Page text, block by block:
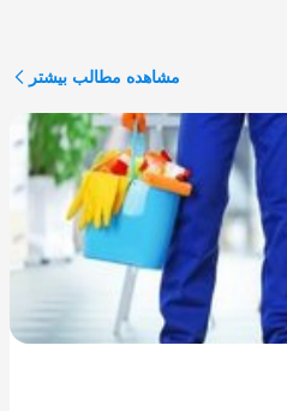
مشاهده مطالب بیشتر